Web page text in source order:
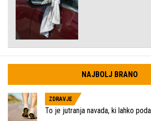
NAJBOLJ BRANO
ZDRAVJE
To je jutranja navada, ki lahko